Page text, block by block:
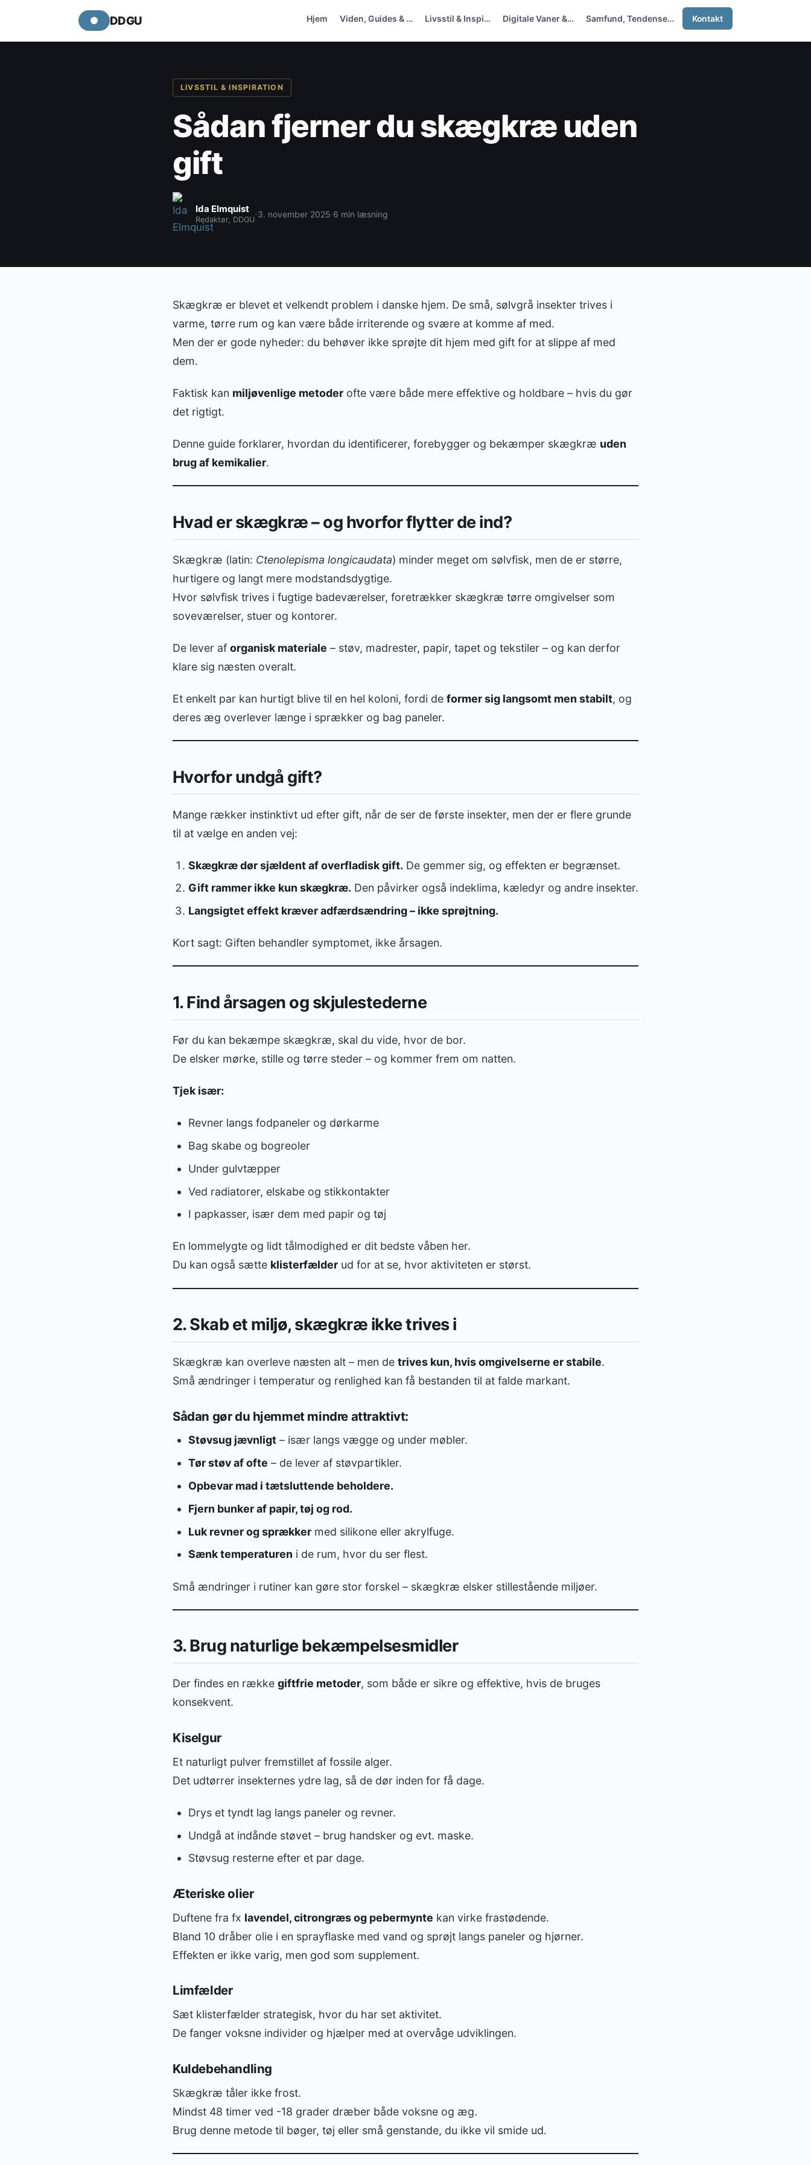
DDGU Hjem Viden, Guides & … Livsstil & Inspi… Digitale Vaner &… Samfund, Tendenser &… Kontakt
LIVSSTIL & INSPIRATION
Sådan fjerner du skægkræ uden
gift
Ida Elmquist
Redaktør, DDGU·3. november 2025·6 min læsning
Skægkræ er blevet et velkendt problem i danske hjem. De små, sølvgrå insekter trives i
varme, tørre rum og kan være både irriterende og svære at komme af med.
Men der er gode nyheder: du behøver ikke sprøjte dit hjem med gift for at slippe af med
dem.
Faktisk kan miljøvenlige metoder ofte være både mere effektive og holdbare – hvis du gør
det rigtigt.
Denne guide forklarer, hvordan du identificerer, forebygger og bekæmper skægkræ uden
brug af kemikalier.
Hvad er skægkræ – og hvorfor flytter de ind?
Skægkræ (latin: Ctenolepisma longicaudata) minder meget om sølvfisk, men de er større,
hurtigere og langt mere modstandsdygtige.
Hvor sølvfisk trives i fugtige badeværelser, foretrækker skægkræ tørre omgivelser som
soveværelser, stuer og kontorer.
De lever af organisk materiale – støv, madrester, papir, tapet og tekstiler – og kan derfor
klare sig næsten overalt.
Et enkelt par kan hurtigt blive til en hel koloni, fordi de former sig langsomt men stabilt, og
deres æg overlever længe i sprækker og bag paneler.
Hvorfor undgå gift?
Mange rækker instinktivt ud efter gift, når de ser de første insekter, men der er flere grunde
til at vælge en anden vej:
Skægkræ dør sjældent af overfladisk gift. De gemmer sig, og effekten er begrænset.
Gift rammer ikke kun skægkræ. Den påvirker også indeklima, kæledyr og andre insekter.
Langsigtet effekt kræver adfærdsændring – ikke sprøjtning.
Kort sagt: Giften behandler symptomet, ikke årsagen.
1. Find årsagen og skjulestederne
Før du kan bekæmpe skægkræ, skal du vide, hvor de bor.
De elsker mørke, stille og tørre steder – og kommer frem om natten.
Tjek især:
Revner langs fodpaneler og dørkarme
Bag skabe og bogreoler
Under gulvtæpper
Ved radiatorer, elskabe og stikkontakter
I papkasser, især dem med papir og tøj
En lommelygte og lidt tålmodighed er dit bedste våben her.
Du kan også sætte klisterfælder ud for at se, hvor aktiviteten er størst.
2. Skab et miljø, skægkræ ikke trives i
Skægkræ kan overleve næsten alt – men de trives kun, hvis omgivelserne er stabile.
Små ændringer i temperatur og renlighed kan få bestanden til at falde markant.
Sådan gør du hjemmet mindre attraktivt:
Støvsug jævnligt– især langs vægge og under møbler.
Tør støv af ofte – de lever af støvpartikler.
Opbevar mad i tætsluttende beholdere.
Fjern bunker af papir, tøj og rod.
Luk revner og sprækkermed silikone eller akrylfuge.
Sænk temperaturen i de rum, hvor du ser flest.
Små ændringer i rutiner kan gøre stor forskel – skægkræ elsker stillestående miljøer.
3. Brug naturlige bekæmpelsesmidler
Der findes en række giftfrie metoder, som både er sikre og effektive, hvis de bruges
konsekvent.
Kiselgur
Et naturligt pulver fremstillet af fossile alger.
Det udtørrer insekternes ydre lag, så de dør inden for få dage.
Drys et tyndt lag langs paneler og revner.
Undgå at indånde støvet – brug handsker og evt. maske.
Støvsug resterne efter et par dage.
Æteriske olier
Duftene fra fx lavendel, citrongræs og pebermynte kan virke frastødende.
Bland 10 dråber olie i en sprayflaske med vand og sprøjt langs paneler og hjørner.
Effekten er ikke varig, men god som supplement.
Limfælder
Sæt klisterfælder strategisk, hvor du har set aktivitet.
De fanger voksne individer og hjælper med at overvåge udviklingen.
Kuldebehandling
Skægkræ tåler ikke frost.
Mindst 48 timer ved -18 grader dræber både voksne og æg.
Brug denne metode til bøger, tøj eller små genstande, du ikke vil smide ud.